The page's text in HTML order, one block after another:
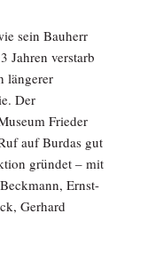
sein Bauherr
Jahren verstarb
längerer
Der
Frieder
auf Burdas gut
gründet – mit
Ernst-
Gerhard